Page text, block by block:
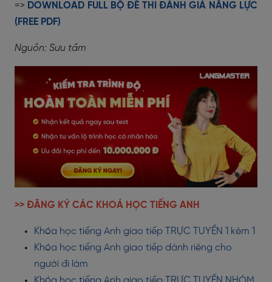
=> DOWNLOAD FULL BỘ ĐỀ THI ĐÁNH GIÁ NĂNG LỰC
(FREE PDF)
Nguồn: Sưu tầm
>> ĐĂNG KÝ CÁC KHOÁ HỌC TIẾNG ANH
Khóa học tiếng Anh giao tiếp TRỰC TUYẾN 1 kèm 1
Khóa học tiếng Anh giao tiếp dành riêng cho
người đi làm